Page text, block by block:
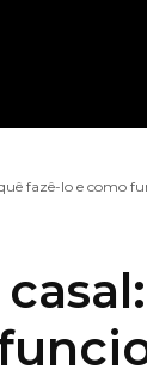
fazê-lo e como